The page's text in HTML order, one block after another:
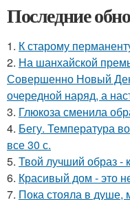
Последние
1. К старому
2. На шанхайской
Совершенно Новый
очередной наряд, а
3. Глюкоза сменила
4. Бегу. Температура
все 30 с.
5. Твой лучший образ -
6. Красивый дом - это
7. Пока стояла в душе,